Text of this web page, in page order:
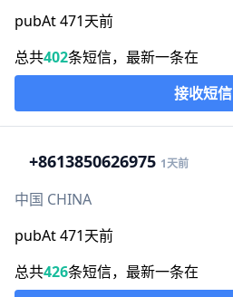
pubAt 471天前
总共402条短信，最新一条在
接收短信
+8613850626975 1天前
中国 CHINA
pubAt 471天前
总共426条短信，最新一条在